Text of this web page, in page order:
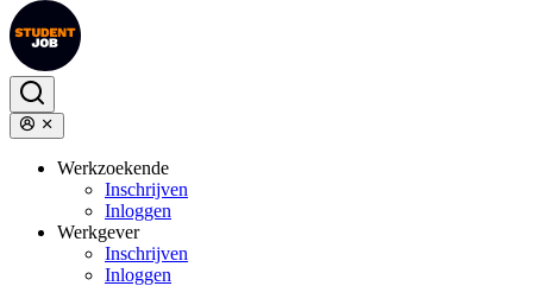
Werkzoekende
Inschrijven
Inloggen
Werkgever
Inschrijven
Inloggen